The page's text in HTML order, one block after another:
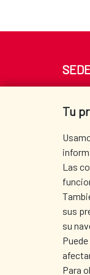
Tu
Las
sus
su
Para
Tel.